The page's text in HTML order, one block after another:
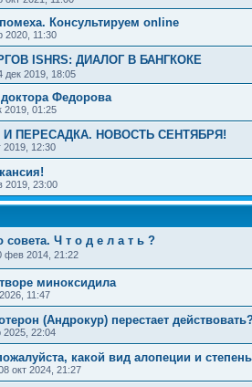
Консультируем online
2020, 11:30
ISHRS: ДИАЛОГ В БАНГКОКЕ
дек 2019, 18:05
Федорова
2019, 01:25
ПЕРЕСАДКА. НОВОСТЬ СЕНТЯБРЯ!
2019, 12:30
2019, 23:00
Ч т о д е л а т ь ?
фев 2014, 21:22
миноксидила
11:47
(Андрокур) перестает
2025, 22:04
какой вид алопеции и
окт 2024, 21:27